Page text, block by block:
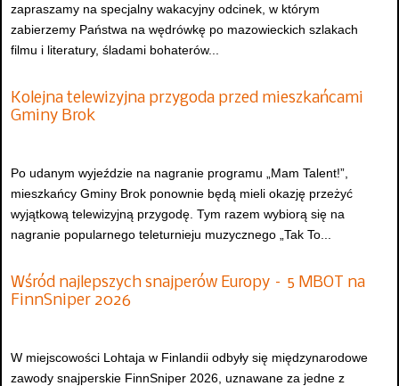
zapraszamy na specjalny wakacyjny odcinek, w którym
zabierzemy Państwa na wędrówkę po mazowieckich szlakach
filmu i literatury, śladami bohaterów...
Kolejna telewizyjna przygoda przed mieszkańcami
Gminy Brok
Po udanym wyjeździe na nagranie programu „Mam Talent!”,
mieszkańcy Gminy Brok ponownie będą mieli okazję przeżyć
wyjątkową telewizyjną przygodę. Tym razem wybiorą się na
nagranie popularnego teleturnieju muzycznego „Tak To...
Wśród najlepszych snajperów Europy – 5 MBOT na
FinnSniper 2026
W miejscowości Lohtaja w Finlandii odbyły się międzynarodowe
zawody snajperskie FinnSniper 2026, uznawane za jedne z